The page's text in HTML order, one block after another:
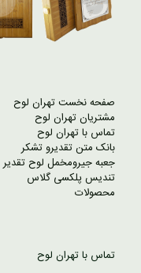
صفحه نخست تهران لوح
مشتریان تهران لوح
تماس با تهران لوح
بانک متن تقدیرو تشکر
جعبه جیرومخمل لوح تقدیر
تندیس پلکسی گلاس
محصولات
تماس با تهران لوح